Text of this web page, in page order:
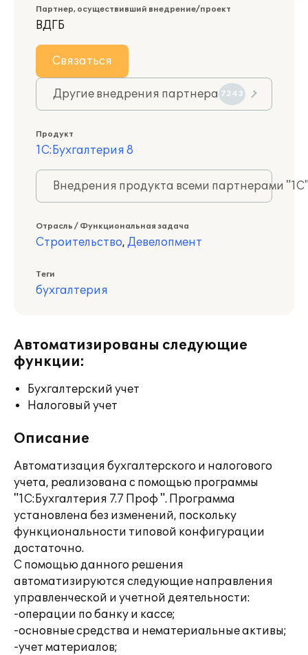
Партнер, осуществивший внедрение/проект
ВДГБ
Связаться
Другие внедрения партнера 7243
Продукт
1С:Бухгалтерия 8
Внедрения продукта всеми партнерами
Отрасль / Функциональная задача
Строительство, Девелопмент
Теги
бухгалтерия
Автоматизированы следующие
функции:
Бухгалтерский учет
Налоговый учет
Описание
Автоматизация бухгалтерского и налогового
учета, реализована с помощью программы
"1С:Бухгалтерия 7.7 Проф ". Программа
установлена без изменений, поскольку
функциональности типовой конфигурации
достаточно.
С помощью данного решения
автоматизируются следующие направления
управленческой и учетной деятельности:
-операции по банку и кассе;
-основные средства и нематериальные активы;
-учет материалов;